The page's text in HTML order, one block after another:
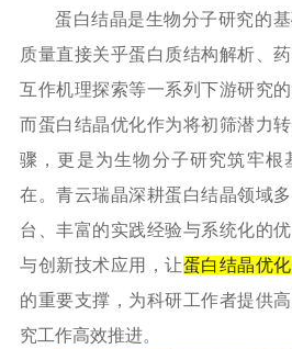
蛋白结晶是生物分子研究的
质量直接关乎蛋白质结构解析、
互作机理探索等一系列下游研究
而蛋白结晶优化作为将初筛潜力
骤，更是为生物分子研究筑牢根
在。青云瑞晶深耕蛋白结晶领域
台、丰富的实践经验与系统化的
与创新技术应用，让蛋白结晶优化
的重要支撑，为科研工作者提供
究工作高效推进。